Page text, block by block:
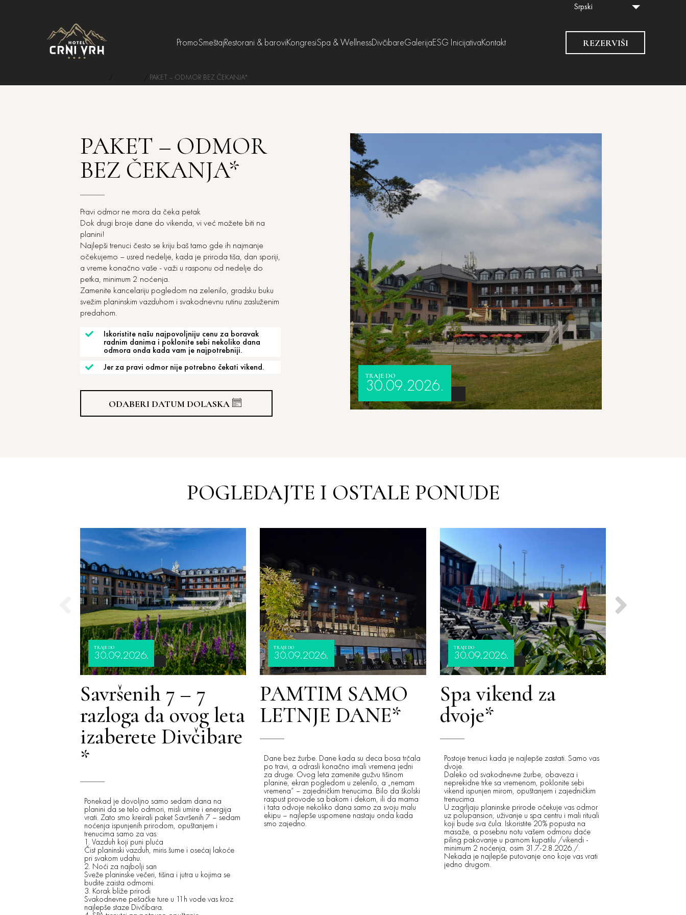
Srpski
PromoSmeštajRestorani & baroviKongresiSpa & WellnessDivčibareGalerijaESG InicijativaKontakt REZERVIŠI
PAKET – ODMOR
BEZ ČEKANJA*
Pravi odmor ne mora da čeka petak
Dok drugi broje dane do vikenda, vi već možete biti na
planini!
Najlepši trenuci često se kriju baš tamo gde ih najmanje
očekujemo – usred nedelje, kada je priroda tiša, dan sporiji,
a vreme konačno vaše - važi u rasponu od nedelje do
petka, minimum 2 noćenja.
Zamenite kancelariju pogledom na zelenilo, gradsku buku
svežim planinskim vazduhom i svakodnevnu rutinu zasluženim
predahom.
Iskoristite našu najpovoljniju cenu za boravak
radnim danima i poklonite sebi nekoliko dana
odmora onda kada vam je najpotrebniji.
Jer za pravi odmor nije potrebno čekati vikend.
ODABERI DATUM DOLASKA
TRAJE DO
30.09.2026.
POGLEDAJTE I OSTALE PONUDE
TRAJE DO
30.09.2026.
Savršenih 7 – 7
razloga da ovog leta
izaberete Divčibare
*
Ponekad je dovoljno samo sedam dana na
planini da se telo odmori, misli umire i energija
vrati. Zato smo kreirali paket Savršenih 7 – sedam
noćenja ispunjenih prirodom, opuštanjem i
trenucima samo za vas:
1. Vazduh koji puni pluća
Čist planinski vazduh, miris šume i osećaj lakoće
pri svakom udahu.
2. Noći za najbolji san
Sveže planinske večeri, tišina i jutra u kojima se
budite zaista odmorni.
3. Korak bliže prirodi
Svakodnevne pešačke ture u 11h vode vas kroz
najlepše staze Divčibara.
TRAJE DO
30.09.2026.
PAMTIM SAMO
LETNJE DANE*
Dane bez žurbe. Dane kada su deca bosa trčala
po travi, a odrasli konačno imali vremena jedni
za druge. Ovog leta zamenite gužvu tišinom
planine, ekran pogledom u zelenilo, a „nemam
vremena“ – zajedničkim trenucima. Bilo da školski
raspust provode sa bakom i dekom, ili da mama
i tata odvoje nekoliko dana samo za svoju malu
ekipu – najlepše uspomene nastaju onda kada
smo zajedno.
TRAJE DO
30.09.2026.
Spa vikend za
dvoje*
Postoje trenuci kada je najlepše zastati. Samo vas
dvoje.
Daleko od svakodnevne žurbe, obaveza i
neprekidne trke sa vremenom, poklonite sebi
vikend ispunjen mirom, opuštanjem i zajedničkim
trenucima.
U zagrljaju planinske prirode očekuje vas odmor
uz polupansion, uživanje u spa centru i mali rituali
koji bude sva čula. Iskoristite 20% popusta na
masaže, a posebnu notu vašem odmoru daće
piling pakovanje u parnom kupatilu /vikendi -
minimum 2 noćenja, osim 31.7.-2.8.2026./.
Nekada je najlepše putovanje ono koje vas vrati
jedno drugom.
PAKET – ODMOR BEZ ČEKANJA*